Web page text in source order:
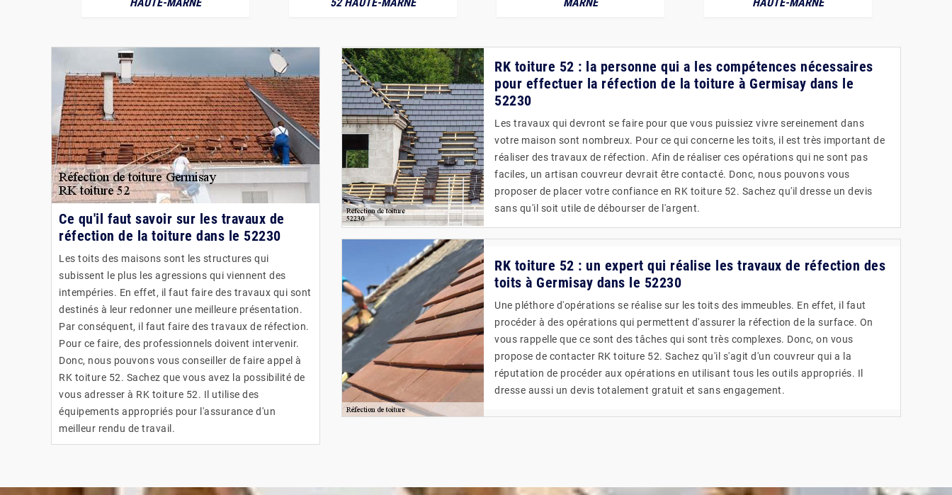
Ce qu'il faut savoir sur les travaux de
réfection de la toiture dans le 52230
Les toits des maisons sont les structures qui
subissent le plus les agressions qui viennent des
intempéries. En effet, il faut faire des travaux qui sont
destinés à leur redonner une meilleure présentation.
Par conséquent, il faut faire des travaux de réfection.
Pour ce faire, des professionnels doivent intervenir.
Donc, nous pouvons vous conseiller de faire appel à
RK toiture 52. Sachez que vous avez la possibilité de
vous adresser à RK toiture 52. Il utilise des
équipements appropriés pour l'assurance d'un
meilleur rendu de travail.
RK toiture 52 : la personne qui a les compétences nécessaires
pour effectuer la réfection de la toiture à Germisay dans le
52230
Les travaux qui devront se faire pour que vous puissiez vivre sereinement dans
votre maison sont nombreux. Pour ce qui concerne les toits, il est très important de
réaliser des travaux de réfection. Afin de réaliser ces opérations qui ne sont pas
faciles, un artisan couvreur devrait être contacté. Donc, nous pouvons vous
proposer de placer votre confiance en RK toiture 52. Sachez qu'il dresse un devis
sans qu'il soit utile de débourser de l'argent.
RK toiture 52 : un expert qui réalise les travaux de réfection des
toits à Germisay dans le 52230
Une pléthore d'opérations se réalise sur les toits des immeubles. En effet, il faut
procéder à des opérations qui permettent d'assurer la réfection de la surface. On
vous rappelle que ce sont des tâches qui sont très complexes. Donc, on vous
propose de contacter RK toiture 52. Sachez qu'il s'agit d'un couvreur qui a la
réputation de procéder aux opérations en utilisant tous les outils appropriés. Il
dresse aussi un devis totalement gratuit et sans engagement.